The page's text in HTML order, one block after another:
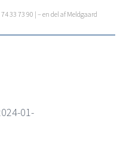
74 33 73 90 | – en del af Meldgaard
01-